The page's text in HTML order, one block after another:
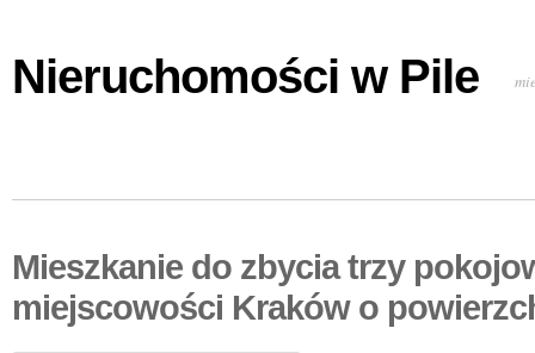
Nieruchomości w Pile
Mieszkanie do zbycia trzy
miejscowości Kraków o